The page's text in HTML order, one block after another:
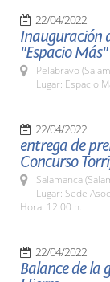
22/04/2022
Inauguración
"Espacio Más"
Pelabravo
Lugar: Espacio
22/04/2022
entrega de
Concurso
Salamanca
Lugar: Sede
Hora: 12:00 h.
22/04/2022
Balance de la